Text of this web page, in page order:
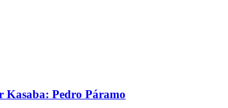
Kasaba: Pedro Páramo